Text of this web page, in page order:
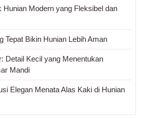
Hunian Modern yang Fleksibel dan
Tepat Bikin Hunian Lebih Aman
Detail Kecil yang Menentukan
Mandi
Elegan Menata Alas Kaki di Hunian